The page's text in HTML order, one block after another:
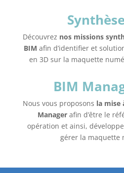
Découvrez nos missions
BIM afin d’identifier et
en 3D sur la maquette
BIM
Nous vous proposons la mise
Manager afin d’être le
opération et ainsi,
gérer la maquette